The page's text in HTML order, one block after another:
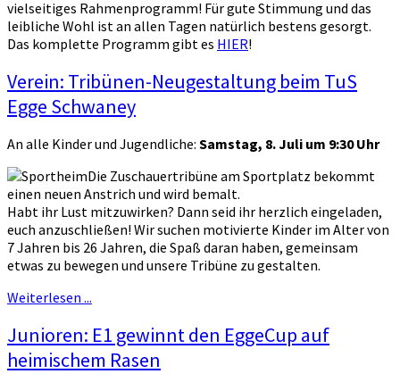
vielseitiges Rahmenprogramm! Für gute Stimmung und das
leibliche Wohl ist an allen Tagen natürlich bestens gesorgt.
Das komplette Programm gibt es HIER!
Verein: Tribünen-Neugestaltung beim TuS
Egge Schwaney
An alle Kinder und Jugendliche: Samstag, 8. Juli um 9:30 Uhr
Die Zuschauertribüne am Sportplatz bekommt
einen neuen Anstrich und wird bemalt.
Habt ihr Lust mitzuwirken? Dann seid ihr herzlich eingeladen,
euch anzuschließen! Wir suchen motivierte Kinder im Alter von
7 Jahren bis 26 Jahren, die Spaß daran haben, gemeinsam
etwas zu bewegen und unsere Tribüne zu gestalten.
Weiterlesen ...
Junioren: E1 gewinnt den EggeCup auf
heimischem Rasen